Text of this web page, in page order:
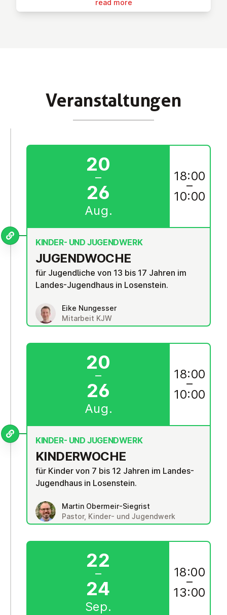
read more
Ver­an­stal­tun­gen
JU­GEND­WO­CHE
KINDER- UND JUGENDWERK
für Jugendliche von 13 bis 17 Jahren im
Landes-Jugendhaus in Losenstein.
Eike Nungesser
Mitarbeit KJW
20
–
26
Aug.
18:00
–
10:00
KIN­DER­WO­CHE
KINDER- UND JUGENDWERK
für Kinder von 7 bis 12 Jahren im Landes-
Jugendhaus in Losenstein.
Martin Obermeir-Siegrist
Pastor, Kinder- und Jugendwerk
20
–
26
Aug.
18:00
–
10:00
22
–
24
Sep.
18:00
–
13:00